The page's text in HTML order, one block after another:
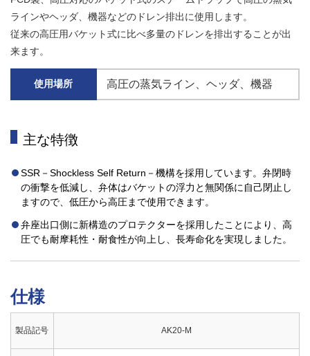
ラインやヘッダ、機器などのドレン排出に使用します。
従来の高圧用バケット式に比べ多量のドレンを排出することが出
来ます。
使用場所 高圧の蒸気ライン ヘッダ 機器
主な特徴
SSR－Shockless Self Return－機構を採用しています。弁閉時
の衝撃を低減し、弁体はバケットの浮力と無関係に自己閉止し
ますので、低圧から高圧まで使用できます。
弁座出口側に新構造のプロテクターを採用したことにより、高
圧でも耐摩耗性・耐食性が向上し、長寿命化を実現しました。
仕様
製品記号 AK20-M